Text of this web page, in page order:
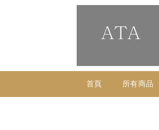
首頁 所有商品